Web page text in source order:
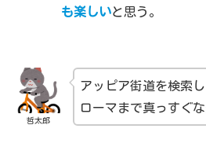
も楽しいと思う。
哲太郎
アッピア街道を検索
ローマまで真っすぐな